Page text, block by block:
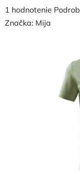
Priemerné
hodnotenie
1 hodnotenie
Značka: Mija